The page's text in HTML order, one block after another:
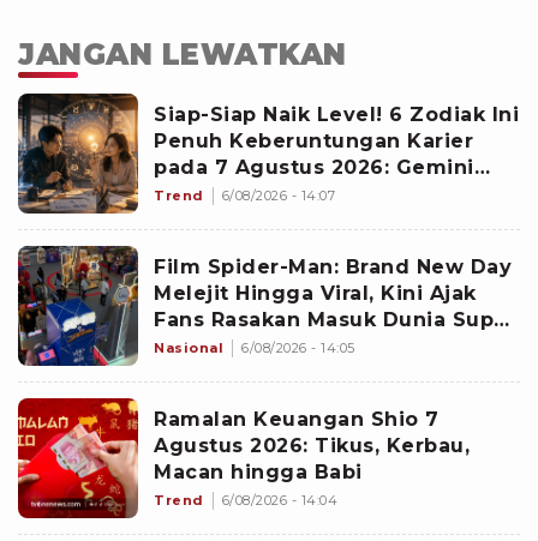
JANGAN LEWATKAN
Siap-Siap Naik Level! 6 Zodiak Ini
Penuh Keberuntungan Karier
pada 7 Agustus 2026: Gemini
Punya Senjata Utama
Trend 6/08/2026 - 14:07
Film Spider-Man: Brand New Day
Melejit Hingga Viral, Kini Ajak
Fans Rasakan Masuk Dunia Super
Hero Lewat Exhibition
Nasional 6/08/2026 - 14:05
Ramalan Keuangan Shio 7
Agustus 2026: Tikus, Kerbau,
Macan hingga Babi
Trend 6/08/2026 - 14:04